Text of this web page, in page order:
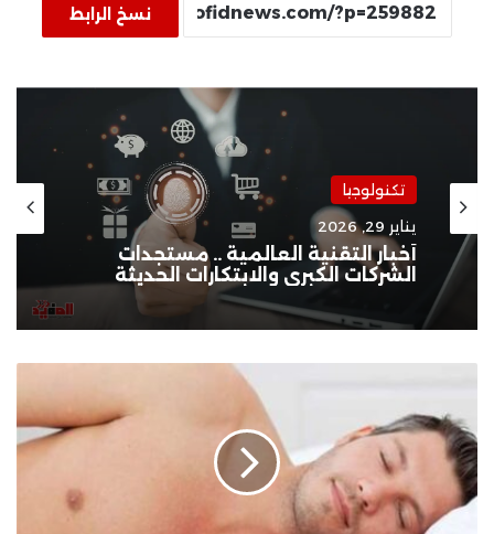
نسخ الرابط
تكنولوجيا
يناير 29, 2026
أخبار التقنية العالمية .. مستجدات
الشركات الكبرى والابتكارات الحديثة
عاريا
للرجال
والنساء
استعادة
العافية